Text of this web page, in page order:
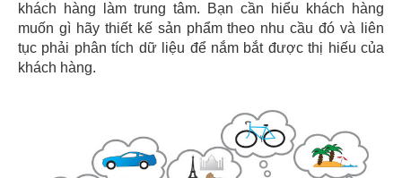
khách hàng làm trung tâm. Bạn cần hiểu khách hàng
muốn gì hãy thiết kế sản phẩm theo nhu cầu đó và liên
tục phải phân tích dữ liệu để nắm bắt được thị hiếu của
khách hàng.